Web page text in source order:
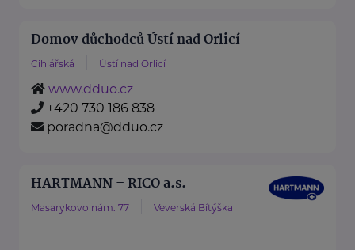
Domov důchodců Ústí nad Orlicí
Cihlářská Ústí nad Orlicí
www.dduo.cz
+420 730 186 838
poradna@dduo.cz
HARTMANN – RICO a.s.
Masarykovo nám. 77 Veverská Bítýška